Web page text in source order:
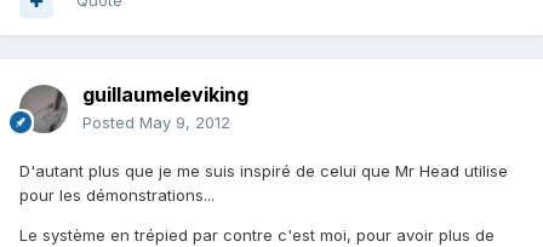
guillaumeleviking
Posted May 9, 2012
D'autant plus que je me suis inspiré de celui que Mr Head utilise
pour les démonstrations...
Le système en trépied par contre c'est moi, pour avoir plus de